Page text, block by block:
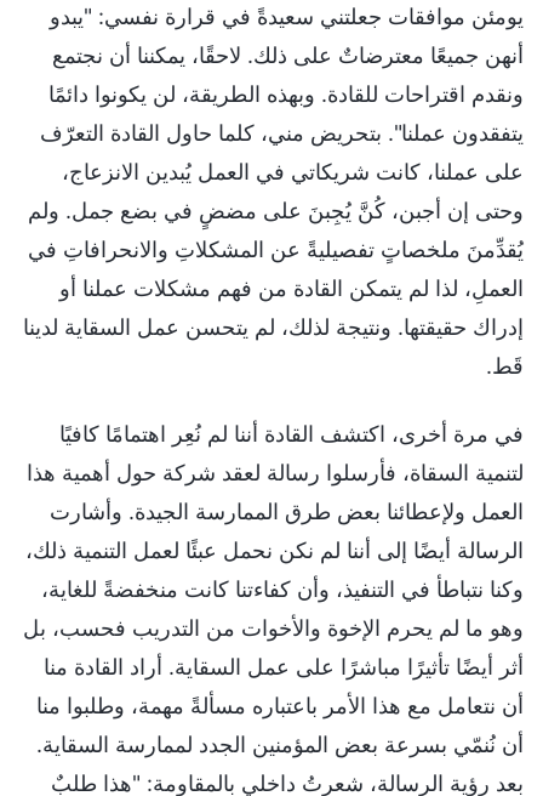
يومئن موافقات جعلتني سعيدةً في قرارة نفسي: "يبدو
أنهن جميعًا معترضاتٌ على ذلك. لاحقًا، يمكننا أن نجتمع
ونقدم اقتراحات للقادة. وبهذه الطريقة، لن يكونوا دائمًا
يتفقدون عملنا". بتحريض مني، كلما حاول القادة التعرّف
على عملنا، كانت شريكاتي في العمل يُبدين الانزعاج،
وحتى إن أجبن، كُنَّ يُجِبنَ على مضضٍ في بضع جمل. ولم
يُقدِّمنَ ملخصاتٍ تفصيليةً عن المشكلاتِ والانحرافاتِ في
العملِ، لذا لم يتمكن القادة من فهم مشكلات عملنا أو
إدراك حقيقتها. ونتيجة لذلك، لم يتحسن عمل السقاية لدينا
قَط.
في مرة أخرى، اكتشف القادة أننا لم نُعِر اهتمامًا كافيًا
لتنمية السقاة، فأرسلوا رسالة لعقد شركة حول أهمية هذا
العمل ولإعطائنا بعض طرق الممارسة الجيدة. وأشارت
الرسالة أيضًا إلى أننا لم نكن نحمل عبئًا لعمل التنمية ذلك،
وكنا نتباطأ في التنفيذ، وأن كفاءتنا كانت منخفضةً للغاية،
وهو ما لم يحرم الإخوة والأخوات من التدريب فحسب، بل
أثر أيضًا تأثيرًا مباشرًا على عمل السقاية. أراد القادة منا
أن نتعامل مع هذا الأمر باعتباره مسألةً مهمة، وطلبوا منا
أن نُنمّي بسرعة بعض المؤمنين الجدد لممارسة السقاية.
بعد رؤية الرسالة، شعرتُ داخلي بالمقاومة: "هذا طلبٌ